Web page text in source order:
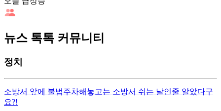
뉴스 톡톡 커뮤니티
정치
소방서 앞에 불법주차해놓고는 소방서 쉬는 날인줄 알았다구
요?!